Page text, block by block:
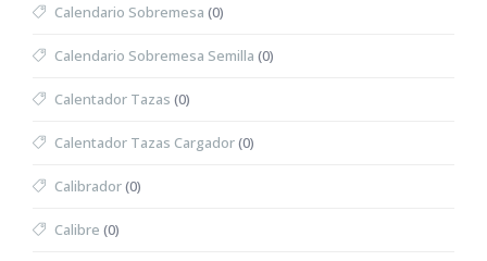
Calendario Sobremesa (0)
Calendario Sobremesa Semilla (0)
Calentador Tazas (0)
Calentador Tazas Cargador(0)
Calibrador(0)
Calibre (0)